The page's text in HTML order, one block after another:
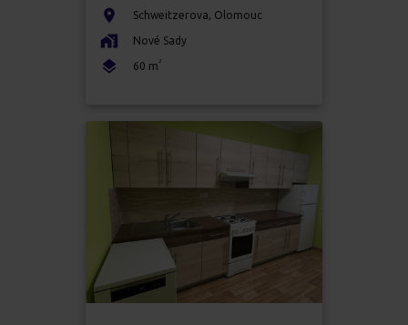
Schweitzerova, Olomouc
Nové Sady
60 m 2